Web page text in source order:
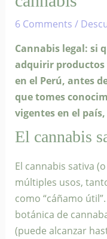
6 Comments /
Cannabis legal: si
adquirir productos
en el Perú, antes
que tomes
vigentes en el país,
El cannabis
El cannabis sativa
múltiples usos,
como “cáñamo
botánica de
(puede alcanzar